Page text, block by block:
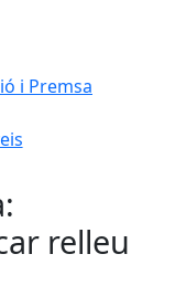
i Premsa
relleu